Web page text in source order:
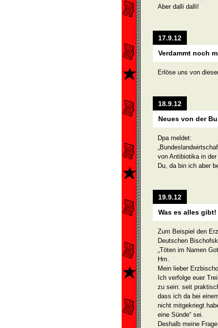
Aber dalli dalli!
17.9.12
Verdammt noch
Erlöse uns von
18.9.12
Neues von der
Dpa meldet:
von Antibiotika in
Du, da bin ich aber
19.9.12
Was es alles gibt!
Zum Beispiel den
Deutschen
„Töten im Namen
Hm.
Mein lieber
Ich verfolge euer
zu sein: seit
dass ich da bei
nicht mitgekriegt
eine Sünde“ sei.
Deshalb meine